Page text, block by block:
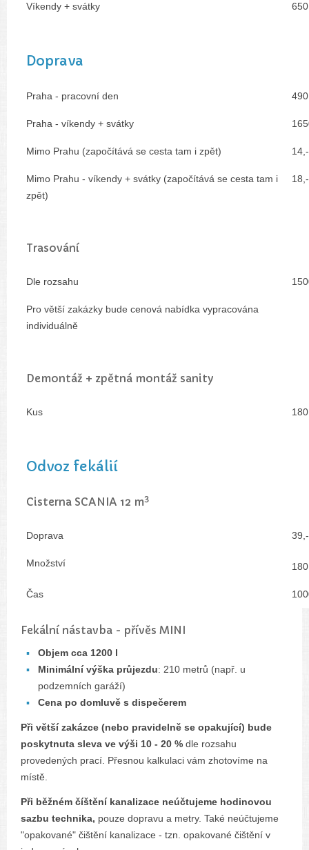
Víkendy + svátky
Doprava
Praha - pracovní den
Praha - víkendy + svátky
Mimo Prahu (započítává se cesta tam i zpět)
Mimo Prahu - víkendy + svátky (započítává se cesta tam i
zpět)
Trasování
Dle rozsahu
Pro větší zakázky bude cenová nabídka vypracována
individuálně
Demontáž + zpětná montáž sanity
Kus
Odvoz fekálií
Cisterna SCANIA 12 m3
Doprava
Množství
Čas
Fekální nástavba - přívěs MINI
Objem cca 1200 l
Minimální výška průjezdu: 210 metrů (např. u
podzemních garáží)
Cena po domluvě s dispečerem
Při větší zakázce (nebo pravidelně se opakující) bude
poskytnuta sleva ve výši 10 - 20 % dle rozsahu
provedených prací. Přesnou kalkulaci vám zhotovíme na
místě.
Při běžném číštění kanalizace neúčtujeme hodinovou
sazbu technika, pouze dopravu a metry. Také neúčtujeme
"opakované" čištění kanalizace - tzn. opakované čištění v